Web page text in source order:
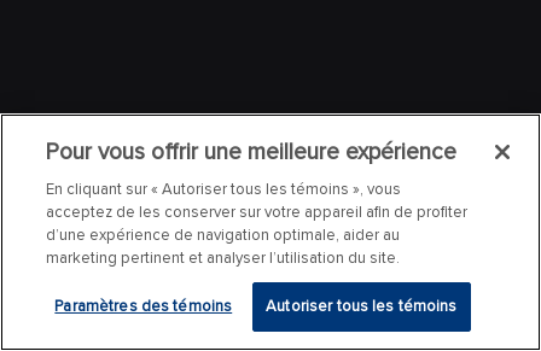
Pour vous offrir une meilleure expérience
En cliquant sur « Autoriser tous les témoins », vous
acceptez de les conserver sur votre appareil afin de profiter
d’une expérience de navigation optimale, aider au
marketing pertinent et analyser l’utilisation du site.
Paramètres des témoins Autoriser tous les témoins